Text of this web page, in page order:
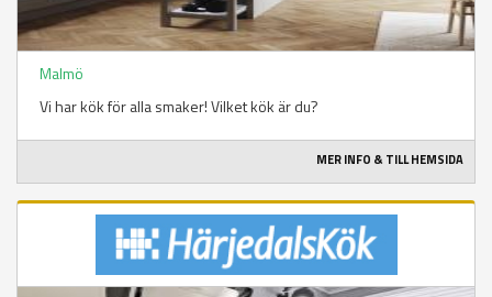
Malmö
Vi har kök för alla smaker! Vilket kök är du?
MER INFO & TILL HEMSIDA